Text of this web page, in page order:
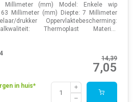
(mm) Model: Enkele wip
Millimeter (mm) Diepte: 7 Millimeter
drukker Oppervlaktebescherming:
Thermoplast Materi...
14,39
7,05
in huis*